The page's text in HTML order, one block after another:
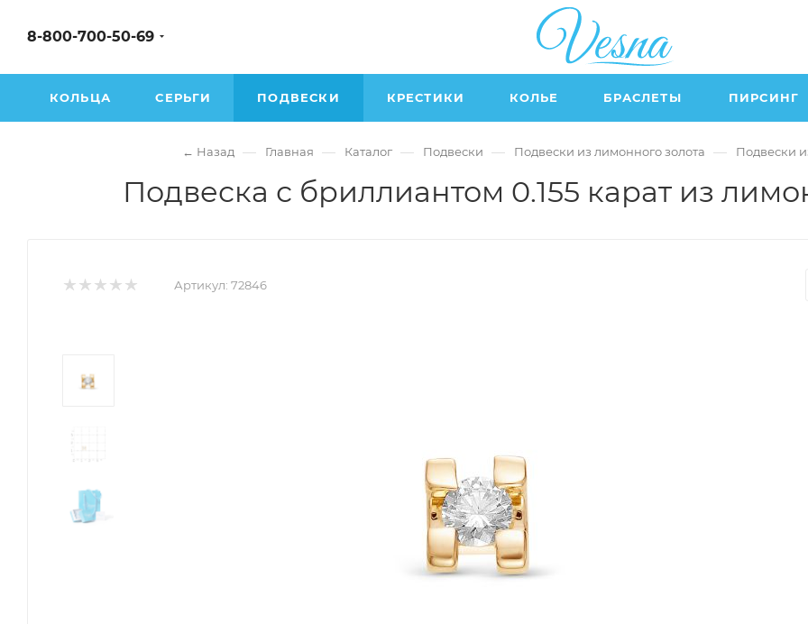
8-800-700-50-69
КОЛЬЦА СЕРЬГИ ПОДВЕСКИ КРЕСТИКИ КОЛЬЕ БРАСЛЕТЫ ПИРСИНГ
← Назад — Главная — Каталог — Подвески — Подвески из лимонного золота — Подвески
Подвеска с бриллиантом 0.155 карат из
Артикул: 72846